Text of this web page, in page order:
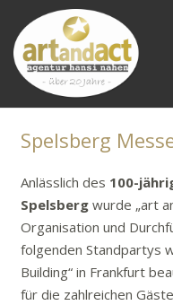
Spelsberg
Anlässlich des 100-
Spelsbergwurde „art
Organisation und
folgenden Standpartys
Building“ in Frankfurt
für die zahlreichen